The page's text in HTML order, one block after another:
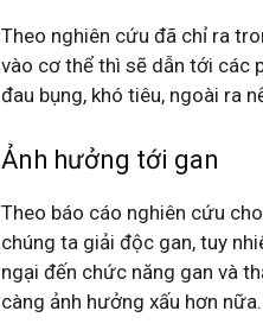
Theo nghiên cứu đã chỉ ra
vào cơ thể thì sẽ dẫn tới các
đau bụng, khó tiêu, ngoài ra
Ảnh hưởng tới gan
Theo báo cáo nghiên cứu
chúng ta giải độc gan, tuy
ngại đến chức năng gan và
càng ảnh hưởng xấu hơn nữa.